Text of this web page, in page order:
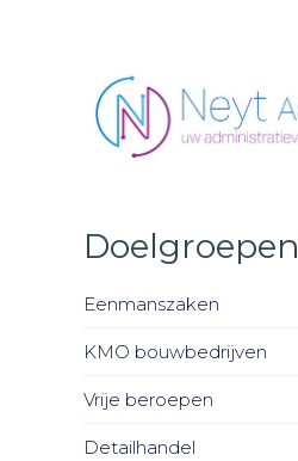
Doelgroepen
Eenmanszaken
KMO bouwbedrijven
Vrije beroepen
Detailhandel